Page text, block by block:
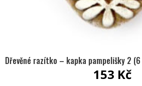
Dřevěné razítko – kapka pampelišky 2
153 Kč